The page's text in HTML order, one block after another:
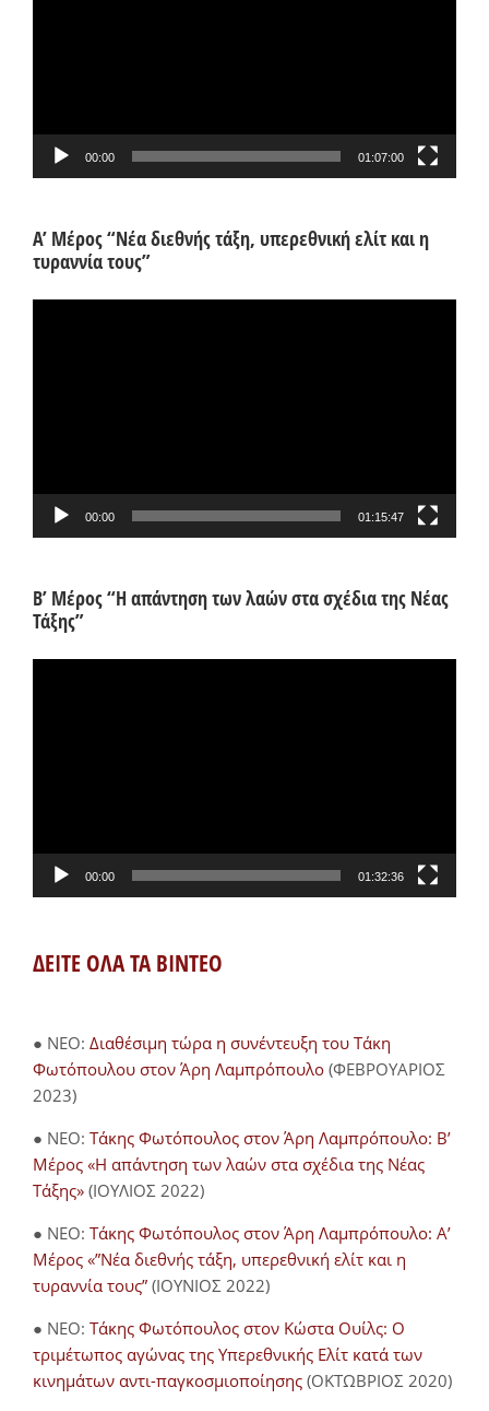
00:00 01:07:00
Α’ Μέρος “Νέα διεθνής τάξη, υπερεθνική ελίτ και η
τυραννία τους”
00:00 01:15:47
Β’ Μέρος “Η απάντηση των λαών στα σχέδια της Νέας
Τάξης”
00:00 01:32:36
ΔΕΙΤΕ ΟΛΑ ΤΑ ΒΙΝΤΕΟ
● NEO: Διαθέσιμη τώρα η συνέντευξη του Τάκη
Φωτόπουλου στον Άρη Λαμπρόπουλο (ΦΕΒΡΟΥΑΡΙΟΣ
2023)
● NEO: Τάκης Φωτόπουλος στον Άρη Λαμπρόπουλο: Β’
Μέρος «Η απάντηση των λαών στα σχέδια της Νέας
Τάξης» (ΙΟΥΛΙΟΣ 2022)
● NEO: Τάκης Φωτόπουλος στον Άρη Λαμπρόπουλο: Α’
Μέρος «”Νέα διεθνής τάξη, υπερεθνική ελίτ και η
τυραννία τους” (ΙΟΥΝΙΟΣ 2022)
● NEO: Τάκης Φωτόπουλος στον Κώστα Ουίλς: Ο
τριμέτωπος αγώνας της Υπερεθνικής Ελίτ κατά των
κινημάτων αντι-παγκοσμιοποίησης (ΟΚΤΩΒΡΙΟΣ 2020)